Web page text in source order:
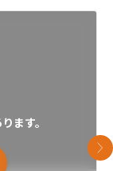
ます。
次